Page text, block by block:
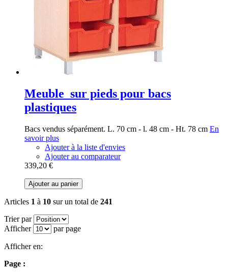
Meuble sur pieds pour bacs
plastiques
Bacs vendus séparément. L. 70 cm - l. 48 cm - Ht. 78 cm En
savoir plus
Ajouter à la liste d'envies
Ajouter au comparateur
339,20 €
Ajouter au panier
Articles 1 à 10 sur un total de 241
Trier par
Afficher
par page
Afficher en:
Page :